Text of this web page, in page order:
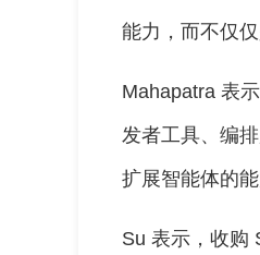
能力，而不仅
Mahapatra 表
发者工具、编
扩展智能体的
Su 表示，收购